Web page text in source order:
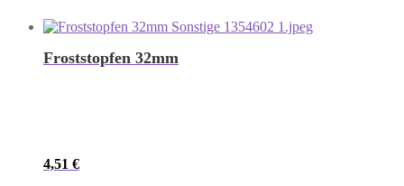
Froststopfen 32mm
4,51 €